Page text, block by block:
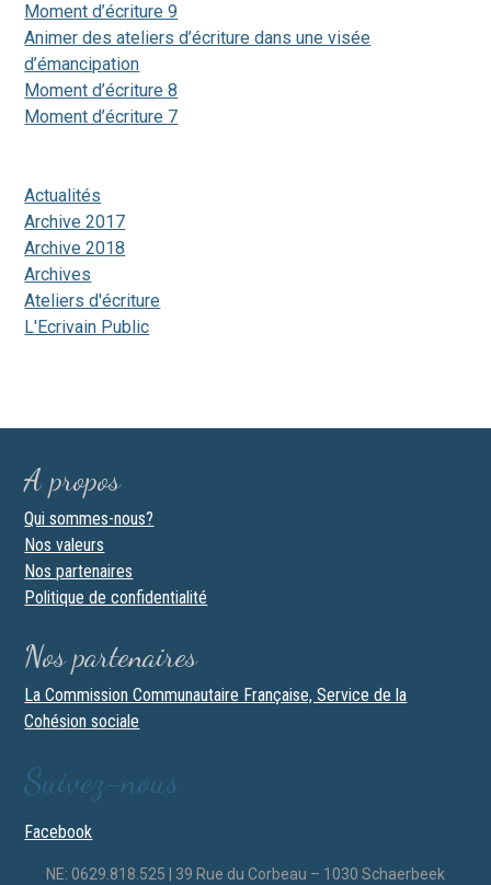
Moment d’écriture 9
Animer des ateliers d’écriture dans une visée
d’émancipation
Moment d’écriture 8
Moment d’écriture 7
Actualités
Archive 2017
Archive 2018
Archives
Ateliers d'écriture
L'Ecrivain Public
A propos
Qui sommes-nous?
Nos valeurs
Nos partenaires
Politique de confidentialité
Nos partenaires
La Commission Communautaire Française, Service de la
Cohésion sociale
Suivez-nous
Facebook
NE: 0629.818.525 | 39 Rue du Corbeau – 1030 Schaerbeek